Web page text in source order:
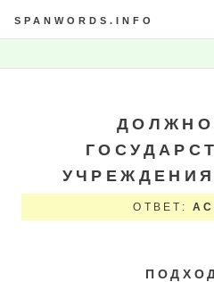
SPANWORDS.INFO
ОТВЕТ: